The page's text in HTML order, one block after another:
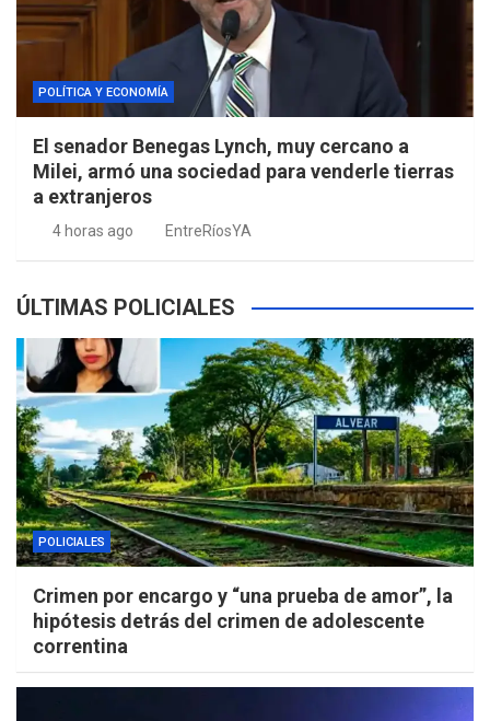
POLÍTICA Y ECONOMÍA
El senador Benegas Lynch, muy cercano a
Milei, armó una sociedad para venderle tierras
a extranjeros
4 horas ago EntreRíosYA
ÚLTIMAS POLICIALES
POLICIALES
Crimen por encargo y “una prueba de amor”, la
hipótesis detrás del crimen de adolescente
correntina